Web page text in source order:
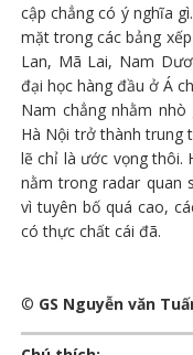
cập chẳng có ý nghĩa
mặt trong các bảng
Lan, Mã Lai, Nam
đại học hàng đầu ở Á
Nam chẳng nhằm
Hà Nội trở thành trung
lẽ chỉ là ước vọng thôi.
nằm trong radar quan
vì tuyên bố quá cao,
có thực chất cái đã.
© GS Nguyễn văn